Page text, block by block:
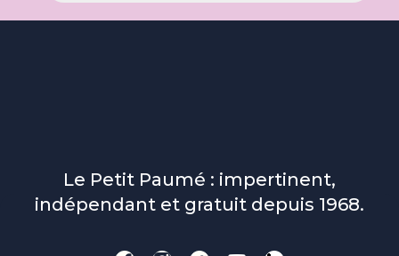
Le Petit Paumé : impertinent,
indépendant et gratuit depuis 1968.